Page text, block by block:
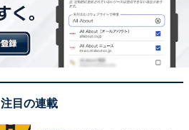
注目の連載